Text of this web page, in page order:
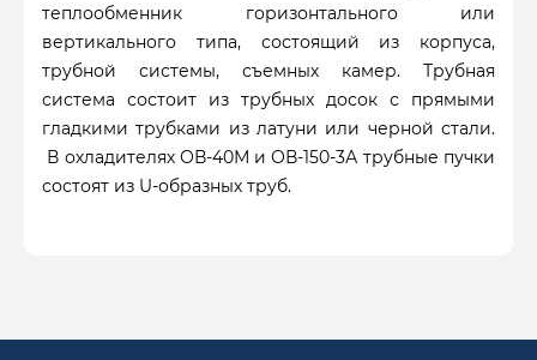
теплообменник горизонтального или
вертикального типа, состоящий из корпуса,
трубной системы, съемных камер. Трубная
система состоит из трубных досок с прямыми
гладкими трубками из латуни или черной стали.
В охладителях ОВ-40М и ОВ-150-3А трубные пучки
состоят из U-образных труб.